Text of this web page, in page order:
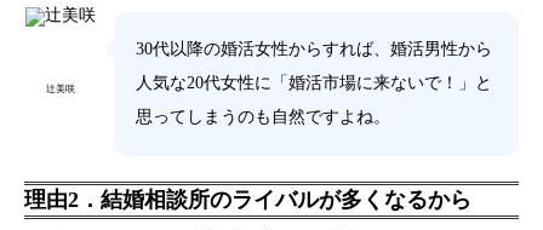
辻美咲
30代以降の婚活女性からすれば、婚活男性から
人気な20代女性に「婚活市場に来ないで！」と
思ってしまうのも自然ですよね。
理由2．結婚相談所のライバルが多くなるから